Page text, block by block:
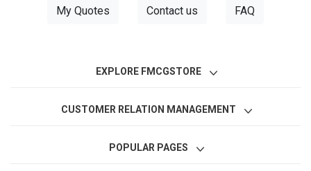
My Quotes Contact us FAQ
EXPLORE FMCGSTORE
CUSTOMER RELATION MANAGEMENT
POPULAR PAGES